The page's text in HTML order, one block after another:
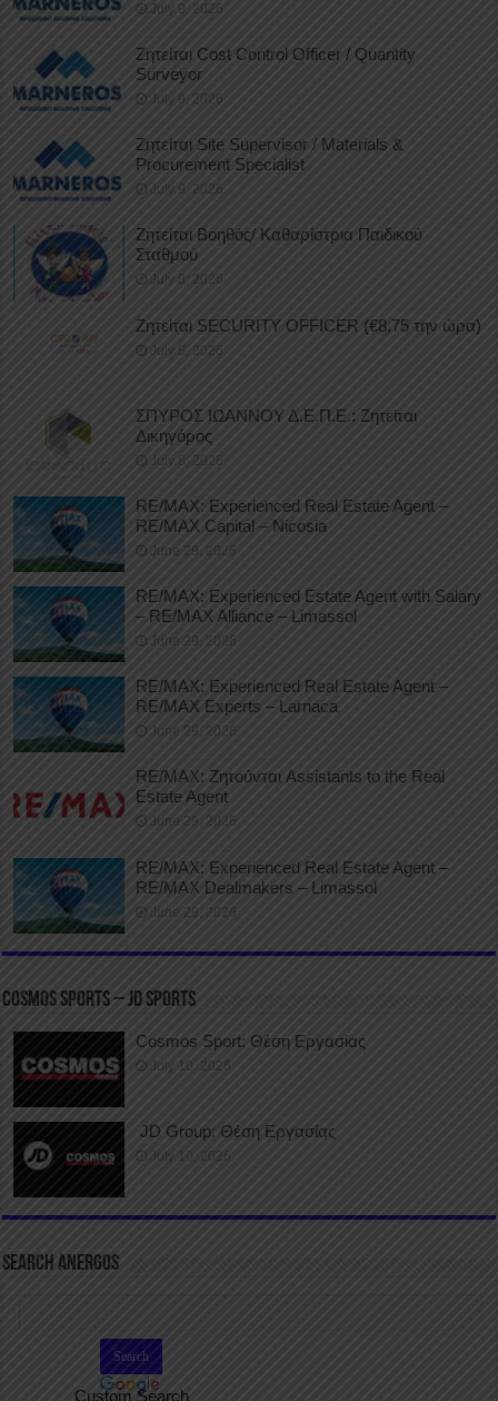
July 9, 2026
Ζητείται Cost Control Officer / Quantity
Surveyor
July 9, 2026
Ζητείται Site Supervisor / Materials &
Procurement Specialist
July 9, 2026
Ζητείται Βοηθός/ Καθαρίστρια Παιδικού
Σταθμού
July 8, 2026
Ζητείται SECURITY OFFICER (€8,75 την ώρα)
July 8, 2026
ΣΠΥΡΟΣ ΙΩΑΝΝΟΥ Δ.Ε.Π.Ε.: Ζητείται
Δικηγόρος
July 8, 2026
RE/MAX: Experienced Real Estate Agent –
RE/MAX Capital – Nicosia
June 29, 2026
RE/MAX: Experienced Estate Agent with Salary
– RE/MAX Alliance – Limassol
June 29, 2026
RE/MAX: Experienced Real Estate Agent –
RE/MAX Experts – Larnaca
June 29, 2026
RE/MAX: Ζητούνται Assistants to the Real
Estate Agent
June 29, 2026
RE/MAX: Experienced Real Estate Agent –
RE/MAX Dealmakers – Limassol
June 29, 2026
COSMOS SPORTS – JD SPORTS
Cosmos Sport: Θέση Εργασίας
July 10, 2026
JD Group: Θέση Εργασίας
July 10, 2026
SEARCH ANERGOS
Custom Search